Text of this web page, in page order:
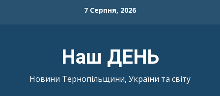
7 Серпня, 2026
Наш ДЕНЬ
Новини Тернопільщини, України та світу